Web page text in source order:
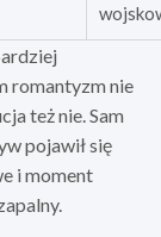
romantyzm nie
też nie. Sam
pojawił się
i moment